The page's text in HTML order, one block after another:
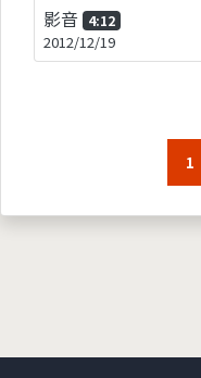
影音 4:12
2012/12/19
1